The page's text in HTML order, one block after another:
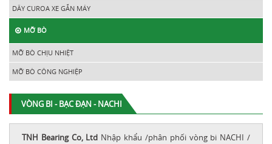
DÂY CUROA XE GẮN MÁY
MỠ BÒ
MỠ BÒ CHỊU NHIỆT
MỠ BÒ CÔNG NGHIỆP
VÒNG BI - BẠC ĐẠN - NACHI
TNH Bearing Co, Ltd Nhập khẩu /phân phối vòng bi NACHI /